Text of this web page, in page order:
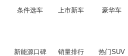
条件选车 上市新车 豪华车
新能源口碑 销量排行 热门SUV